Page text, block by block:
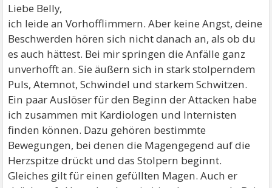
Liebe Belly,
ich leide an Vorhofflimmern. Aber keine Angst, deine
Beschwerden hören sich nicht danach an, als ob du
es auch hättest. Bei mir springen die Anfälle ganz
unverhofft an. Sie äußern sich in stark stolperndem
Puls, Atemnot, Schwindel und starkem Schwitzen.
Ein paar Auslöser für den Beginn der Attacken habe
ich zusammen mit Kardiologen und Internisten
finden können. Dazu gehören bestimmte
Bewegungen, bei denen die Magengegend auf die
Herzspitze drückt und das Stolpern beginnt.
Gleiches gilt für einen gefüllten Magen. Auch er